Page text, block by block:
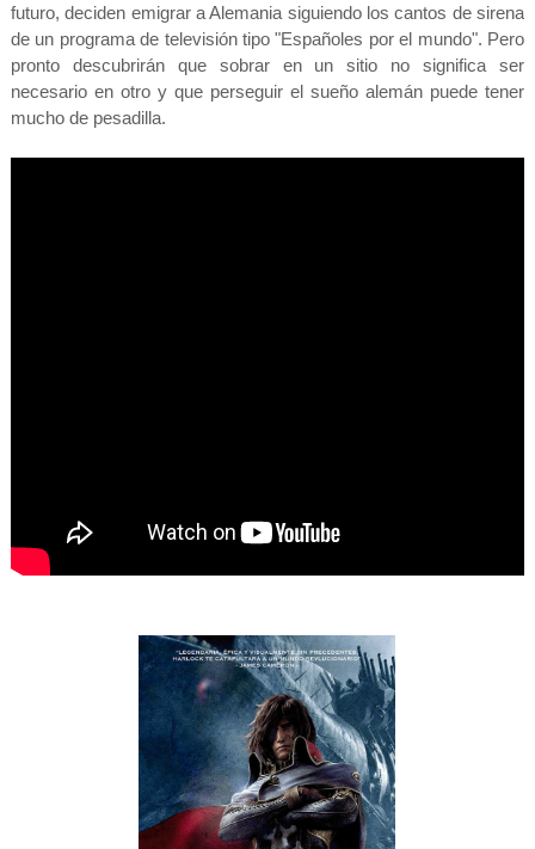
futuro, deciden emigrar a Alemania siguiendo los cantos de sirena
de un programa de televisión tipo "Españoles por el mundo". Pero
pronto descubrirán que sobrar en un sitio no significa ser
necesario en otro y que perseguir el sueño alemán puede tener
mucho de pesadilla.